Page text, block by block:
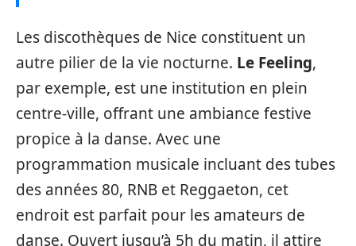
Les discothèques de Nice constituent un
autre pilier de la vie nocturne. Le Feeling,
par exemple, est une institution en plein
centre-ville, offrant une ambiance festive
propice à la danse. Avec une
programmation musicale incluant des tubes
des années 80, RNB et Reggaeton, cet
endroit est parfait pour les amateurs de
danse. Ouvert jusqu’à 5h du matin, il attire